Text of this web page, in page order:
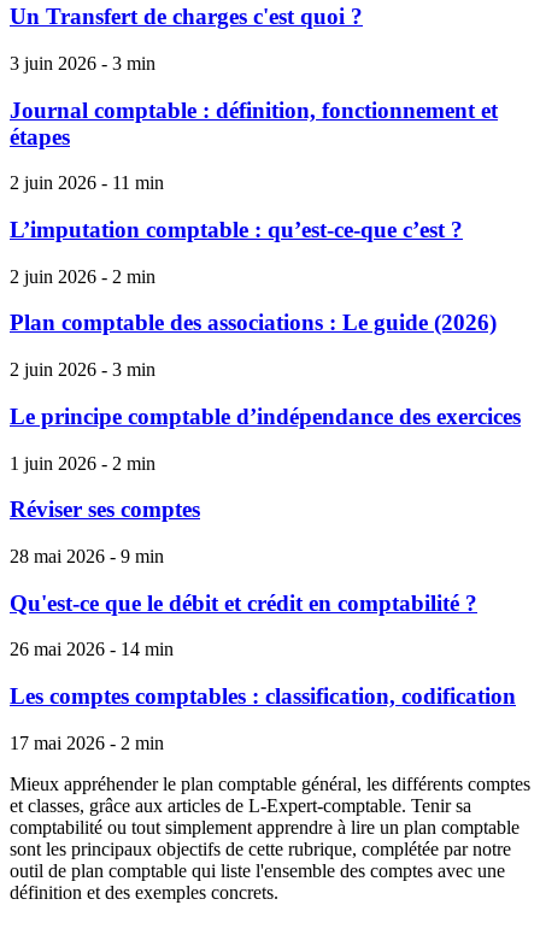
Un Transfert de charges c'est quoi ?
3 juin 2026 - 3 min
Journal comptable : définition, fonctionnement et
étapes
2 juin 2026 - 11 min
L’imputation comptable : qu’est-ce-que c’est ?
2 juin 2026 - 2 min
Plan comptable des associations : Le guide (2026)
2 juin 2026 - 3 min
Le principe comptable d’indépendance des exercices
1 juin 2026 - 2 min
Réviser ses comptes
28 mai 2026 - 9 min
Qu'est-ce que le débit et crédit en comptabilité ?
26 mai 2026 - 14 min
Les comptes comptables : classification, codification
17 mai 2026 - 2 min
Mieux appréhender le plan comptable général, les différents comptes
et classes, grâce aux articles de L-Expert-comptable. Tenir sa
comptabilité ou tout simplement apprendre à lire un plan comptable
sont les principaux objectifs de cette rubrique, complétée par notre
outil de plan comptable qui liste l'ensemble des comptes avec une
définition et des exemples concrets.